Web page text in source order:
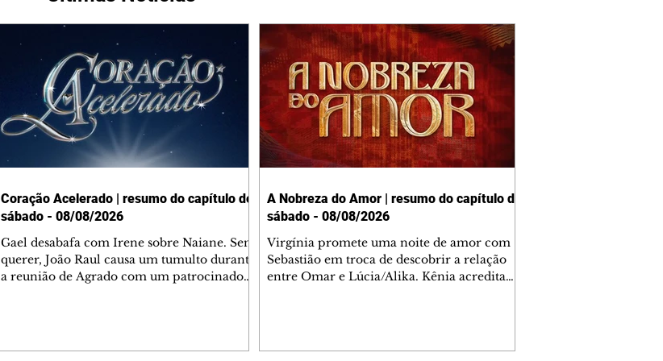
Coração Acelerado | resumo do capítulo de
sábado - 08/08/2026
Gael desabafa com Irene sobre Naiane. Sem
querer, João Raul causa um tumulto durante
a reunião de Agrado com um patrocinador.
A Nobreza do Amor | resumo do capítulo de
sábado - 08/08/2026
Virgínia promete uma noite de amor com
Sebastião em troca de descobrir a relação
entre Omar e Lúcia/Alika. Kênia acredita